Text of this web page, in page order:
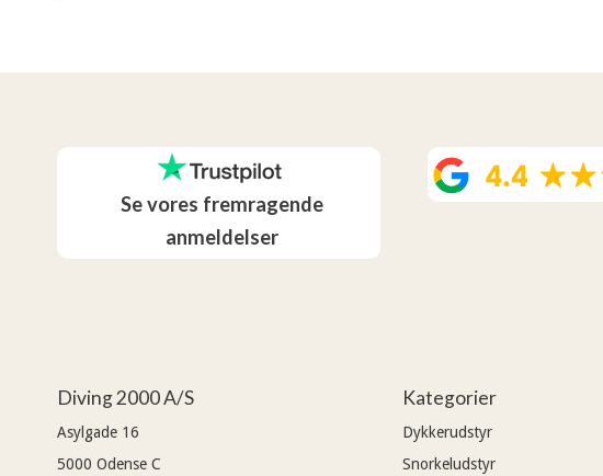
Se vores fremragende
anmeldelser
Diving 2000 A/S
Asylgade 16
5000 Odense C
Kategorier
Dykkerudstyr
Snorkeludstyr